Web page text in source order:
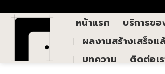
to
content
หน้าแรก บริการขอ
ผลงานสร้างเสร็จแ
บทความ
ติดต่อเ